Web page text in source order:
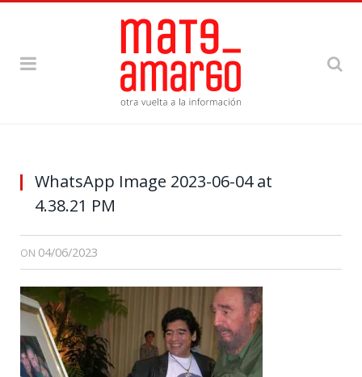
WhatsApp Image 2023-06-04 at
4.38.21 PM
ON 04/06/2023